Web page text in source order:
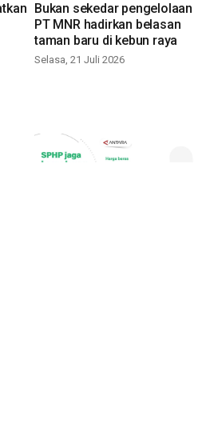
Bukan sekedar pengelolaan
PT MNR hadirkan belasan
taman baru di kebun raya
Selasa, 21 Juli 2026